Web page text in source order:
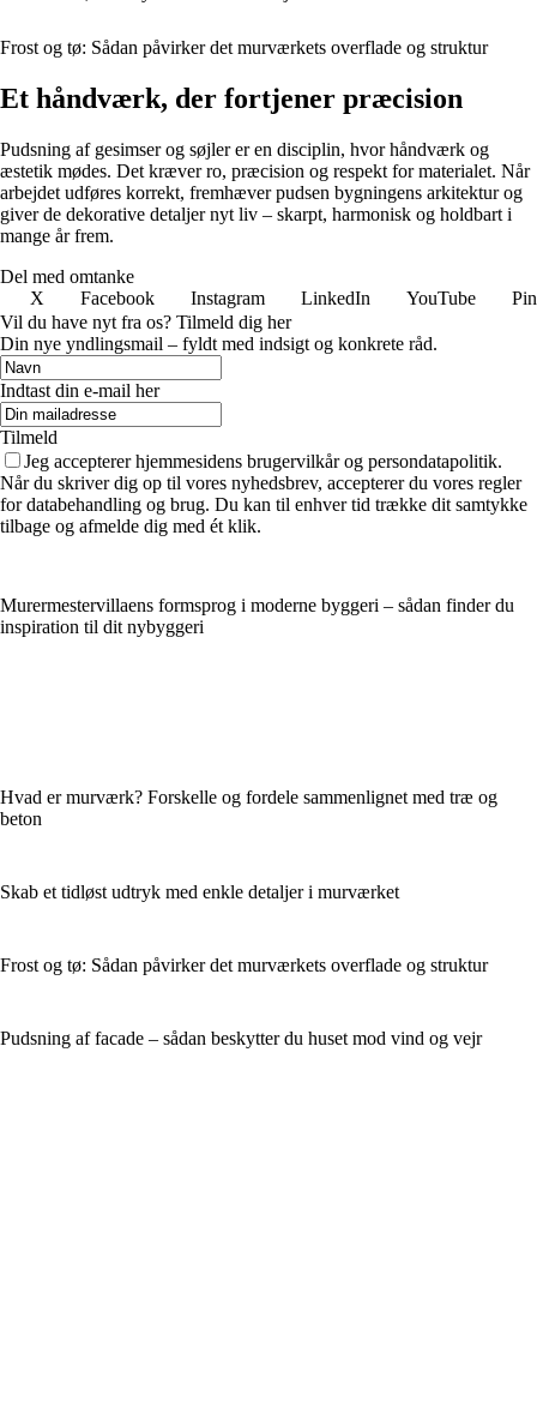
Frost og tø: Sådan påvirker det murværkets overflade og struktur
Et håndværk, der fortjener præcision
Pudsning af gesimser og søjler er en disciplin, hvor håndværk og
æstetik mødes. Det kræver ro, præcision og respekt for materialet. Når
arbejdet udføres korrekt, fremhæver pudsen bygningens arkitektur og
giver de dekorative detaljer nyt liv – skarpt, harmonisk og holdbart i
mange år frem.
Del med omtanke
X
Facebook Instagram LinkedIn YouTube
Vil du have nyt fra os? Tilmeld dig her
Din nye yndlingsmail – fyldt med indsigt og konkrete råd.
Indtast din e-mail her
Tilmeld
Jeg accepterer hjemmesidens brugervilkår og persondatapolitik.
Når du skriver dig op til vores nyhedsbrev, accepterer du vores regler
for databehandling og brug. Du kan til enhver tid trække dit samtykke
tilbage og afmelde dig med ét klik.
Murermestervillaens formsprog i moderne byggeri – sådan finder du
inspiration til dit nybyggeri
Hvad er murværk? Forskelle og fordele sammenlignet med træ og
beton
Skab et tidløst udtryk med enkle detaljer i murværket
Frost og tø: Sådan påvirker det murværkets overflade og struktur
Pudsning af facade – sådan beskytter du huset mod vind og vejr